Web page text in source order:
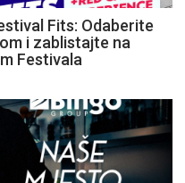
Fits: Odaberite
i zablistajte na
Festivala